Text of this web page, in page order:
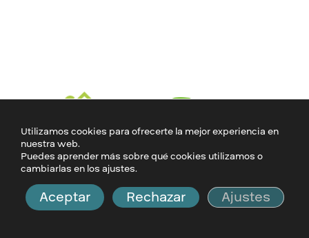
Aviso Legal·Política de Privacidad·Política de Cookies
Utilizamos cookies para ofrecerte la mejor experiencia en
nuestra web.
Puedes aprender más sobre qué cookies utilizamos o
cambiarlas en los ajustes.
Aceptar Rechazar Ajustes